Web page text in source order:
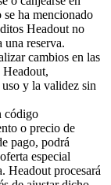
ha mencionado
Headout no
una reserva.
cambios en las
Headout,
y la validez sin
código
o precio de
pago, podrá
especial
Headout procesará